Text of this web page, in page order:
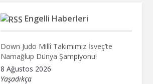
Engelli Haberleri
Down Judo Millî Takımımız İsveç’te
Namağlup Dünya Şampiyonu!
8 Ağustos 2026
Yaşadıkça